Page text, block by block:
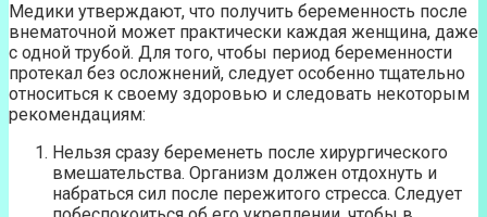
Медики утверждают, что получить беременность после
внематочной может практически каждая женщина, даже
с одной трубой. Для того, чтобы период беременности
протекал без осложнений, следует особенно тщательно
относиться к своему здоровью и следовать некоторым
рекомендациям:
Нельзя сразу беременеть после хирургического
вмешательства. Организм должен отдохнуть и
набраться сил после пережитого стресса. Следует